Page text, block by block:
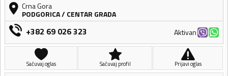
Crna Gora
PODGORICA/ CENTAR GRADA
+382 69 026 323 Aktivan
Sačuvaj oglas Sačuvaj profil Prijavi oglas